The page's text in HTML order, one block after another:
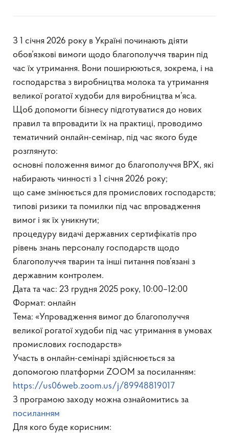
З 1 січня 2026 року в Україні починають діяти
обов’язкові вимоги щодо благополуччя тварин під
час їх утримання. Вони поширюються, зокрема, і на
господарства з виробництва молока та утримання
великої рогатої худоби для виробництва м’яса.
Щоб допомогти бізнесу підготуватися до нових
правил та впровадити їх на практиці, проводимо
тематичний онлайн-семінар, під час якого буде
розглянуто:
основні положення вимог до благополуччя ВРХ, які
набирають чинності з 1 січня 2026 року;
що саме змінюється для промислових господарств;
типові ризики та помилки під час впровадження
вимог і як їх уникнути;
процедуру видачі державних сертифікатів про
рівень знань персоналу господарств щодо
благополуччя тварин та інші питання пов’язані з
державним контролем.
Дата та час: 23 грудня 2025 року, 10:00–12:00
Формат: онлайн
Тема: «Упровадження вимог до благополуччя
великої рогатої худоби під час утримання в умовах
промислових господарств»
Участь в онлайн-семінарі здійснюється за
допомогою платформи ZOOM за посиланням:
https://us06web.zoom.us/j/89948819017
З програмою заходу можна ознайомитись за
посиланням
Для кого буде корисним: